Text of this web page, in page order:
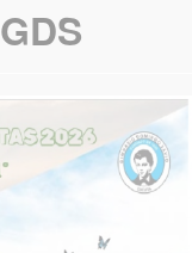
GDS